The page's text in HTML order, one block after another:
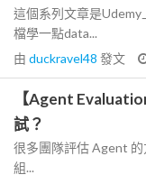
這個系列文章是
檔學一點data...
由 duckravel48 發文
【Agent
試？
很多團隊評估 Agent
組...